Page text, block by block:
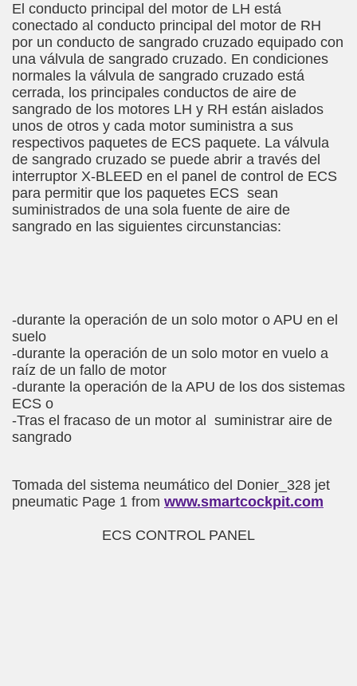
El conducto principal del motor de LH está
conectado al conducto principal del motor de RH
por un conducto de sangrado cruzado equipado con
una válvula de sangrado cruzado. En condiciones
normales la válvula de sangrado cruzado está
cerrada, los principales conductos de aire de
sangrado de los motores LH y RH están aislados
unos de otros y cada motor suministra a sus
respectivos paquetes de ECS paquete. La válvula
de sangrado cruzado se puede abrir a través del
interruptor X-BLEED en el panel de control de ECS
para permitir que los paquetes ECS sean
suministrados de una sola fuente de aire de
sangrado en las siguientes circunstancias:
-durante la operación de un solo motor o APU en el
suelo
-durante la operación de un solo motor en vuelo a
raíz de un fallo de motor
-durante la operación de la APU de los dos sistemas
ECS o
-Tras el fracaso de un motor al suministrar aire de
sangrado
Tomada del sistema neumático del Donier_328 jet
pneumatic Page 1 from www.smartcockpit.com
ECS CONTROL PANEL